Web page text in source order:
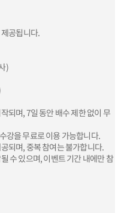
공됩니다.
)
되며, 7일 동안 배수 제한 없이 무
강을 무료로 이용 가능합니다.
되며, 중복 참여는 불가합니다.
수 있으며, 이벤트 기간 내에만 참